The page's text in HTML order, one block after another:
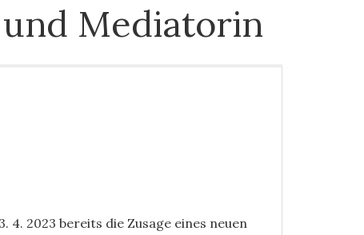
Mediatorin
4. 2023 bereits die Zusage eines neuen